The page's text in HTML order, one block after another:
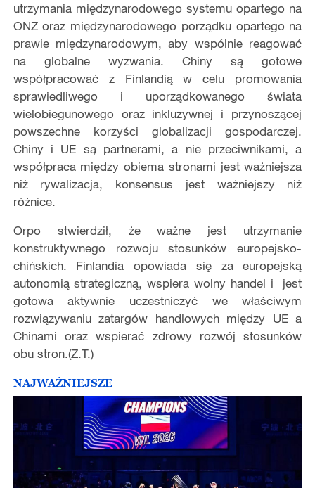
utrzymania międzynarodowego systemu opartego na
ONZ oraz międzynarodowego porządku opartego na
prawie międzynarodowym, aby wspólnie reagować
na globalne wyzwania. Chiny są gotowe
współpracować z Finlandią w celu promowania
sprawiedliwego i uporządkowanego świata
wielobiegunowego oraz inkluzywnej i przynoszącej
powszechne korzyści globalizacji gospodarczej.
Chiny i UE są partnerami, a nie przeciwnikami, a
współpraca między obiema stronami jest ważniejsza
niż rywalizacja, konsensus jest ważniejszy niż
różnice.
Orpo stwierdził, że ważne jest utrzymanie
konstruktywnego rozwoju stosunków europejsko-
chińskich. Finlandia opowiada się za europejską
autonomią strategiczną, wspiera wolny handel i jest
gotowa aktywnie uczestniczyć we właściwym
rozwiązywaniu zatargów handlowych między UE a
Chinami oraz wspierać zdrowy rozwój stosunków
obu stron.(Z.T.)
NAJWAŻNIEJSZE